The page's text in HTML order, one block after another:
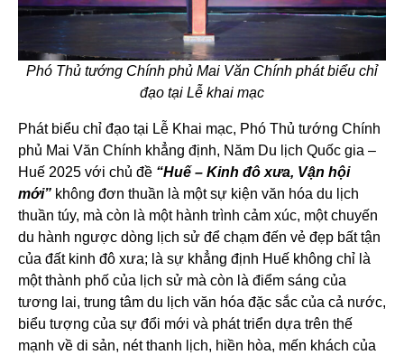
Phó Thủ tướng Chính phủ Mai Văn Chính phát biểu chỉ
đạo tại Lễ khai mạc
Phát biểu chỉ đạo tại Lễ Khai mạc, Phó Thủ tướng Chính
phủ Mai Văn Chính khẳng định, Năm Du lịch Quốc gia –
Huế 2025 với chủ đề “Huế – Kinh đô xưa, Vận hội
mới” không đơn thuần là một sự kiện văn hóa du lịch
thuần túy, mà còn là một hành trình cảm xúc, một chuyến
du hành ngược dòng lịch sử để chạm đến vẻ đẹp bất tận
của đất kinh đô xưa; là sự khẳng định Huế không chỉ là
một thành phố của lịch sử mà còn là điểm sáng của
tương lai, trung tâm du lịch văn hóa đặc sắc của cả nước,
biểu tượng của sự đổi mới và phát triển dựa trên thế
mạnh về di sản, nét thanh lịch, hiền hòa, mến khách của